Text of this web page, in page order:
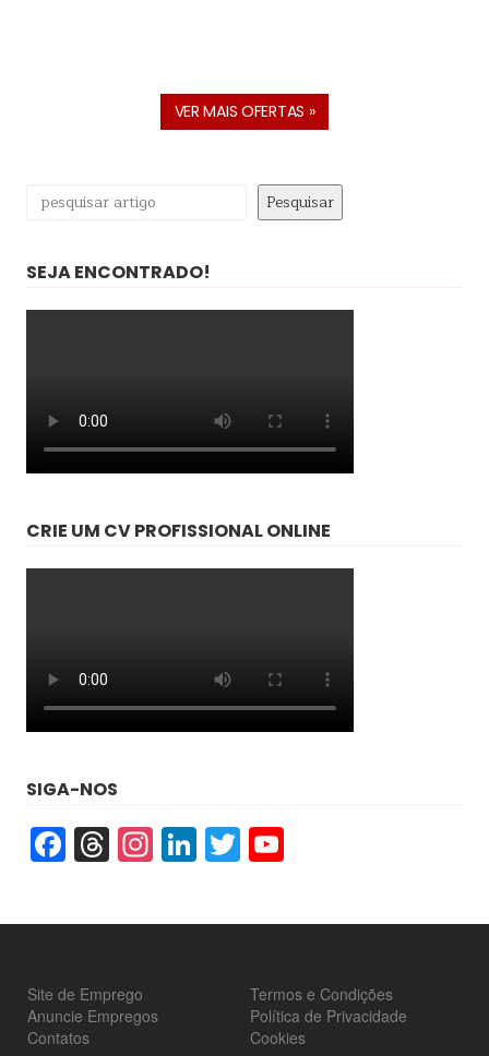
VER MAIS OFERTAS »
Pesquisar Pesquisar
SEJA ENCONTRADO!
CRIE UM CV PROFISSIONAL ONLINE
SIGA-NOS
Facebook
Threads
Instagram
LinkedIn
Twitter
Site de Emprego
Anuncie Empregos
Contatos
Termos e Condições
Política de Privacidade
Cookies